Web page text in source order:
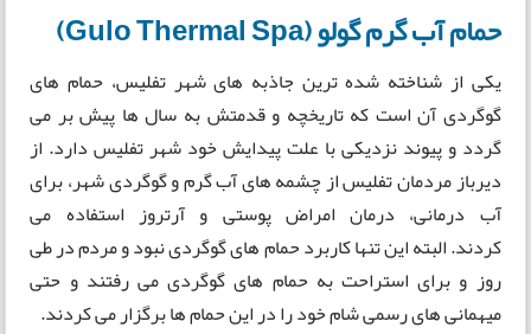
حمام آب گرم گولو (Gulo Thermal Spa)
یکی از شناخته شده ترین جاذبه های شهر تفلیس، حمام های
گوگردی آن است که تاریخچه و قدمتش به سال ها پیش بر می
گردد و پیوند نزدیکی با علت پیدایش خود شهر تفلیس دارد. از
دیرباز مردمان تفلیس از چشمه های آب گرم و گوگردی شهر، برای
آب درمانی، درمان امراض پوستی و آرتروز استفاده می
کردند. البته این تنها کاربرد حمام های گوگردی نبود و مردم در طی
روز و برای استراحت به حمام های گوگردی می رفتند و حتی
میهمانی های رسمی شام خود را در این حمام ها برگزار می کردند.